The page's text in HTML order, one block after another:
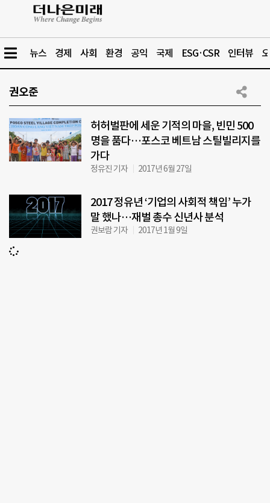
뉴스 경제 사회 환경 공익 국제 ESG·CSR 인터뷰
권오준
허허벌판에 세운 기적의 마을, 빈민 500
명을 품다…포스코 베트남 스틸빌리지를
가다
정유진 기자 2017년 6월 27일
2017 정유년 ‘기업의 사회적 책임’ 누가
말 했나…재벌 총수 신년사 분석
권보람 기자 2017년 1월 9일